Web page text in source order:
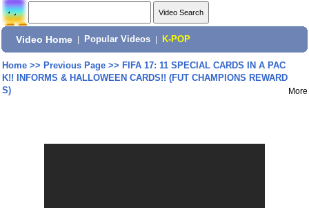
Video Home Popular Videos K-POP
Home>> Previous Page>> FIFA 17: 11 SPECIAL CARDS IN A PAC
K!! INFORMS & HALLOWEEN CARDS!! (FUT CHAMPIONS REWARD
S)
More